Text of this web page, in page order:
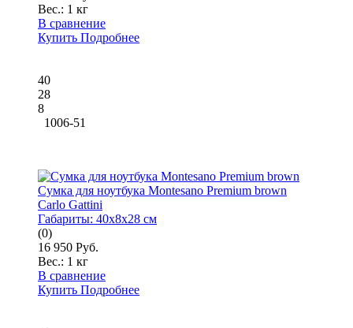
Вес.: 1 кг
В сравнение
Купить Подробнее
40
28
8
1006-51
Cумка для ноутбука Montesano Premium brown
Carlo Gattini
Габариты: 40x8x28 см
(0)
16 950 Руб.
Вес.: 1 кг
В сравнение
Купить Подробнее